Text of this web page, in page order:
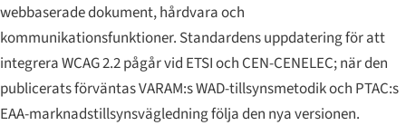
webbaserade dokument, hårdvara och
kommunikationsfunktioner. Standardens uppdatering för att
integrera WCAG 2.2 pågår vid ETSI och CEN-CENELEC; när den
publicerats förväntas VARAM:s WAD-tillsynsmetodik och PTAC:s
EAA-marknadstillsynsvägledning följa den nya versionen.